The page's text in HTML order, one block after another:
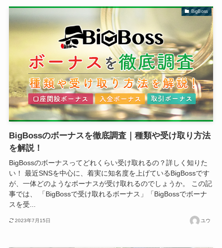
BigBoss
BigBossのボーナスを徹底調査｜種類や受け取り方法
を解説！
BigBossのボーナスってどれくらい受け取れるの？詳しく知りた
い！ 最近SNSを中心に、着実に知名度を上げているBigBossです
が、一体どのようなボーナスが受け取れるのでしょうか。 この記
事では、 「BigBossで受け取れるボーナス」「BigBossでボーナ
スを受...
2023年7月15日 ユウ